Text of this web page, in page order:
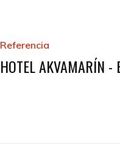
Referencia
HOTEL AKVAMARÍN -